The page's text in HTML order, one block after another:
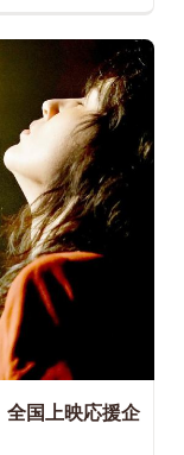
全国上映応援企